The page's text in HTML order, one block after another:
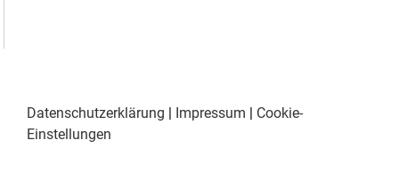
Datenschutzerklärung | Impressum | Cookie-
Einstellungen